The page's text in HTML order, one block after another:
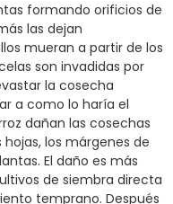
formando orificios de
las dejan
mueran a partir de los
son invadidas por
la cosecha
a como lo haría el
dañan las cosechas
los márgenes de
El daño es más
de siembra directa
temprano. Después